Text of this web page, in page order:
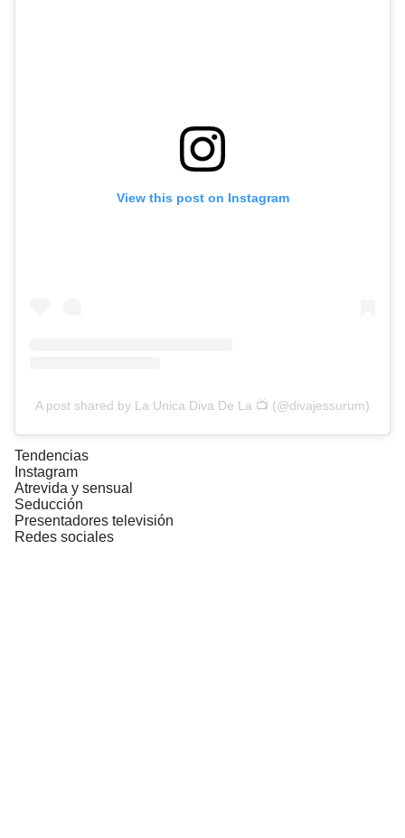
View this post on Instagram
A post shared by La Unica Diva De La 📺 (@divajessurum)
Tendencias
Instagram
Atrevida y sensual
Seducción
Presentadores televisión
Redes sociales